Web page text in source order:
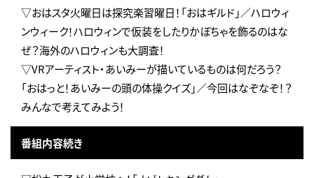
▽おはスタ火曜日は探究楽習曜日！「おはギルド」／ハロウィ
ンウィーク！ハロウィンで仮装をしたりかぼちゃを飾るのはな
ぜ？海外のハロウィンも大調査！
▽VRアーティスト・あいみーが描いているものは何だろう？
「おはっと！あいみーの頭の体操クイズ」／今回はなぞなぞ！？
みんなで考えてみよう！
番組内容続き